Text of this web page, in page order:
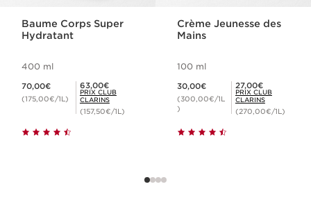
Baume Corps Super
Hydratant
400 ml
70,00€
(175,00€/1L)
Prix Club Clarins 63,00€
63,00€
PRIX CLUB
CLARINS
(157,50€/1L)
Crème Jeunesse des
Mains
100 ml
30,00€
(300,00€/1L
)
Prix Club Clarins 27,00€
27,00€
PRIX CLUB
CLARINS
(270,00€/1L)